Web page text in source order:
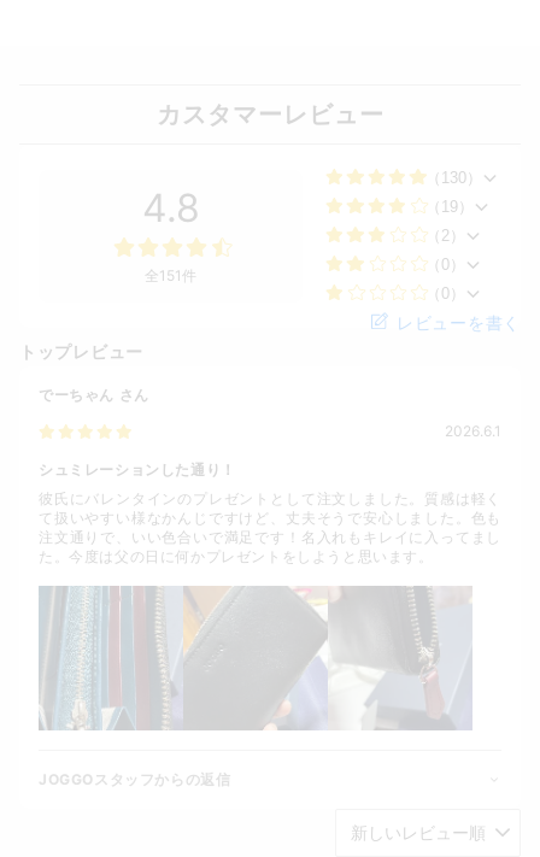
カスタマーレビュー
4.8
全151件
（130）
（19）
（2）
（0）
（0）
レビューを書く
トップレビュー
でーちゃん さん
2026.6.1
シュミレーションした通り！
彼氏にバレンタインのプレゼントとして注文しました。質感は軽く
て扱いやすい様なかんじですけど、丈夫そうで安心しました。色も
注文通りで、いい色合いで満足です！名入れもキレイに入ってまし
た。今度は父の日に何かプレゼントをしようと思います。
JOGGOスタッフからの返信